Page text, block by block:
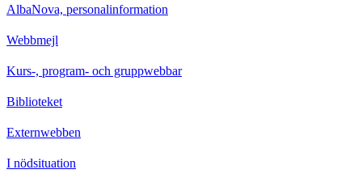
AlbaNova, personalinformation
Webbmejl
Kurs-, program- och gruppwebbar
Biblioteket
Externwebben
I nödsituation